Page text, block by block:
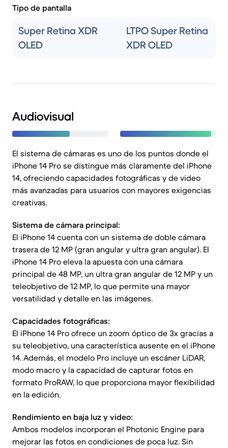
Tipo de pantalla
Super Retina XDR
OLED
LTPO Super Retina
XDR OLED
Audiovisual
El sistema de cámaras es uno de los puntos donde el
iPhone 14 Pro se distingue más claramente del iPhone
14, ofreciendo capacidades fotográficas y de video
más avanzadas para usuarios con mayores exigencias
creativas.
Sistema de cámara principal:
El iPhone 14 cuenta con un sistema de doble cámara
trasera de 12 MP (gran angular y ultra gran angular). El
iPhone 14 Pro eleva la apuesta con una cámara
principal de 48 MP, un ultra gran angular de 12 MP y un
teleobjetivo de 12 MP, lo que permite una mayor
versatilidad y detalle en las imágenes.
Capacidades fotográficas:
El iPhone 14 Pro ofrece un zoom óptico de 3x gracias a
su teleobjetivo, una característica ausente en el iPhone
14. Además, el modelo Pro incluye un escáner LiDAR,
modo macro y la capacidad de capturar fotos en
formato ProRAW, lo que proporciona mayor flexibilidad
en la edición.
Rendimiento en baja luz y video:
Ambos modelos incorporan el Photonic Engine para
mejorar las fotos en condiciones de poca luz. Sin